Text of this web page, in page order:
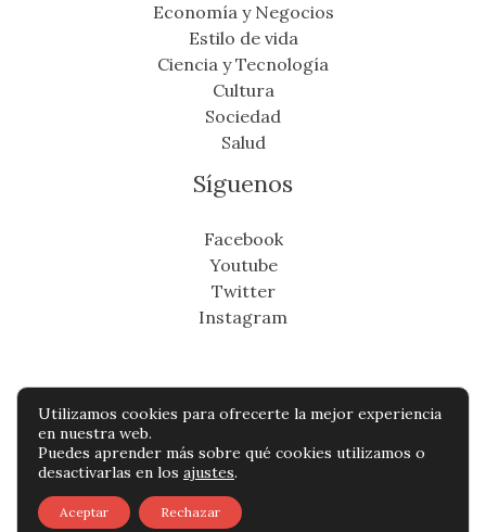
Economía y Negocios
Estilo de vida
Ciencia y Tecnología
Cultura
Sociedad
Salud
Síguenos
Facebook
Youtube
Twitter
Instagram
Copyright © Todos os direitos reservados -
cronicafinanciera.com
Política de privacidad
Contacto
Utilizamos cookies para ofrecerte la mejor experiencia
en nuestra web.
Puedes aprender más sobre qué cookies utilizamos o
desactivarlas en los ajustes.
Aceptar Rechazar